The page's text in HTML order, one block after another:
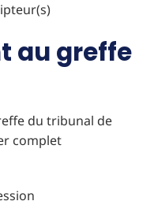
au greffe
du tribunal de
complet